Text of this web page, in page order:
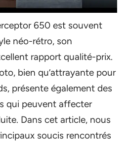
650 est souvent
néo-rétro, son
rapport qualité-prix.
bien qu’attrayante pour
présente également des
qui peuvent affecter
Dans cet article, nous
soucis rencontrés